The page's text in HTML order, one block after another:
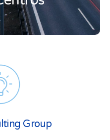
Group